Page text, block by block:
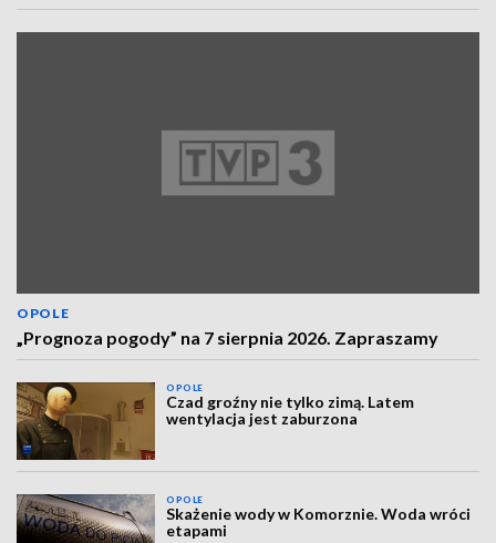
OPOLE
„Prognoza pogody” na 7 sierpnia 2026. Zapraszamy
OPOLE
Czad groźny nie tylko zimą. Latem
wentylacja jest zaburzona
OPOLE
Skażenie wody w Komorznie. Woda wróci
etapami